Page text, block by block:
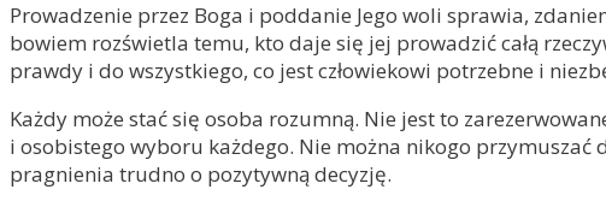
Prowadzenie przez Boga i poddanie Jego woli sprawia,
bowiem rozświetla temu, kto daje się jej prowadzić całą
prawdy i do wszystkiego, co jest człowiekowi potrzebne i
Każdy może stać się osoba rozumną. Nie jest to
i osobistego wyboru każdego. Nie można nikogo przymuszać
pragnienia trudno o pozytywną decyzję.